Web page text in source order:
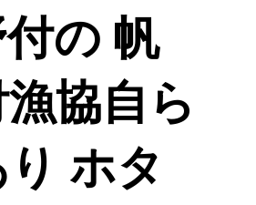
の 帆
協自ら
ホタ